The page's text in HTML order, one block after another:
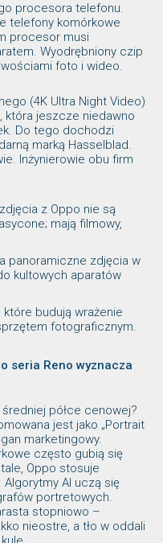
procesora telefonu.
telefony komórkowe
procesor musi
Wyodrębniony czip
foto i wideo.
(4K Ultra Night Video)
która jeszcze niedawno
Do tego dochodzi
marką Hasselblad.
Inżynierowie obu firm
z Oppo nie są
mają filmowy,
panoramiczne zdjęcia w
kultowych aparatów
budują wrażenie
fotograficznym.
seria Reno wyznacza
półce cenowej?
jest jako „Portrait
marketingowy.
często gubią się
Oppo stosuje
Algorytmy AI uczą się
portretowych.
stopniowo –
nieostre, a tło w oddali